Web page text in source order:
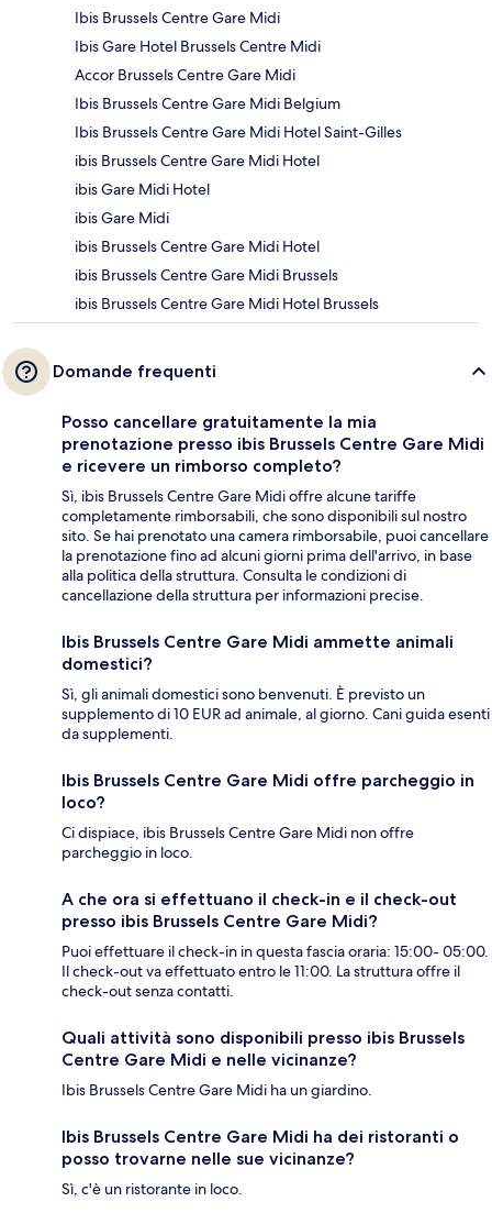
Ibis Brussels Centre Gare Midi
Ibis Gare Hotel Brussels Centre Midi
Accor Brussels Centre Gare Midi
Ibis Brussels Centre Gare Midi Belgium
Ibis Brussels Centre Gare Midi Hotel Saint-Gilles
ibis Brussels Centre Gare Midi Hotel
ibis Gare Midi Hotel
ibis Gare Midi
ibis Brussels Centre Gare Midi Hotel
ibis Brussels Centre Gare Midi Brussels
ibis Brussels Centre Gare Midi Hotel Brussels
Domande frequenti
Posso cancellare gratuitamente la mia
prenotazione presso ibis Brussels Centre Gare Midi
e ricevere un rimborso completo?
Sì, ibis Brussels Centre Gare Midi offre alcune tariffe
completamente rimborsabili, che sono disponibili sul nostro
sito. Se hai prenotato una camera rimborsabile, puoi cancellare
la prenotazione fino ad alcuni giorni prima dell'arrivo, in base
alla politica della struttura. Consulta le condizioni di
cancellazione della struttura per informazioni precise.
Ibis Brussels Centre Gare Midi ammette animali
domestici?
Sì, gli animali domestici sono benvenuti. È previsto un
supplemento di 10 EUR ad animale, al giorno. Cani guida esenti
da supplementi.
Ibis Brussels Centre Gare Midi offre parcheggio in
loco?
Ci dispiace, ibis Brussels Centre Gare Midi non offre
parcheggio in loco.
A che ora si effettuano il check-in e il check-out
presso ibis Brussels Centre Gare Midi?
Puoi effettuare il check-in in questa fascia oraria: 15:00- 05:00.
Il check-out va effettuato entro le 11:00. La struttura offre il
check-out senza contatti.
Quali attività sono disponibili presso ibis Brussels
Centre Gare Midi e nelle vicinanze?
Ibis Brussels Centre Gare Midi ha un giardino.
Ibis Brussels Centre Gare Midi ha dei ristoranti o
posso trovarne nelle sue vicinanze?
Sì, c'è un ristorante in loco.